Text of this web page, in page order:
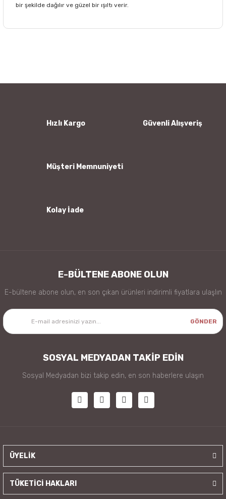
bir şekilde dağılır ve güzel bir ışıltı verir.
Ürün bilgilerinde hatalar bulunuyor.
Hızlı Kargo Güvenli Alışveriş
Müşteri Memnuniyeti
Kolay İade
E-BÜLTENE ABONE OLUN
E-bültene abone olun, en son çıkan ürünleri indirimli fiyatlara ulaşlın
GÖNDER
SOSYAL MEDYADAN TAKİP EDİN
Sosyal Medyadan bizi takip edin, en son haberlere ulaşın
ÜYELİK
TÜKETİCİ HAKLARI